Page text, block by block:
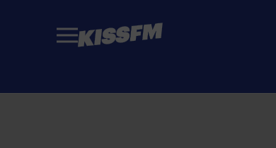
Passer au contenu principal